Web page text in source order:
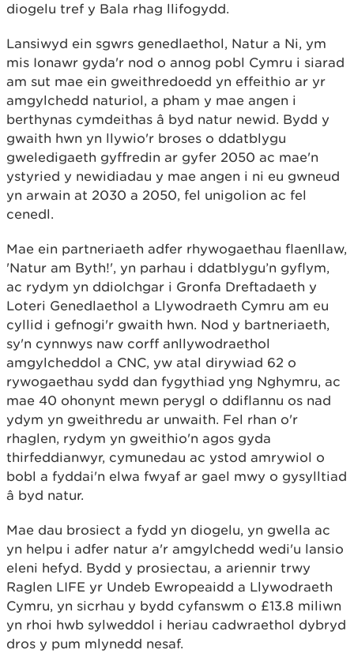
diogelu tref y Bala rhag llifogydd.
Lansiwyd ein sgwrs genedlaethol, Natur a Ni, ym
mis Ionawr gyda'r nod o annog pobl Cymru i siarad
am sut mae ein gweithredoedd yn effeithio ar yr
amgylchedd naturiol, a pham y mae angen i
berthynas cymdeithas â byd natur newid. Bydd y
gwaith hwn yn llywio'r broses o ddatblygu
gweledigaeth gyffredin ar gyfer 2050 ac mae'n
ystyried y newidiadau y mae angen i ni eu gwneud
yn arwain at 2030 a 2050, fel unigolion ac fel
cenedl.
Mae ein partneriaeth adfer rhywogaethau flaenllaw,
'Natur am Byth!', yn parhau i ddatblygu’n gyflym,
ac rydym yn ddiolchgar i Gronfa Dreftadaeth y
Loteri Genedlaethol a Llywodraeth Cymru am eu
cyllid i gefnogi'r gwaith hwn. Nod y bartneriaeth,
sy'n cynnwys naw corff anllywodraethol
amgylcheddol a CNC, yw atal dirywiad 62 o
rywogaethau sydd dan fygythiad yng Nghymru, ac
mae 40 ohonynt mewn perygl o ddiflannu os nad
ydym yn gweithredu ar unwaith. Fel rhan o'r
rhaglen, rydym yn gweithio'n agos gyda
thirfeddianwyr, cymunedau ac ystod amrywiol o
bobl a fyddai'n elwa fwyaf ar gael mwy o gysylltiad
â byd natur.
Mae dau brosiect a fydd yn diogelu, yn gwella ac
yn helpu i adfer natur a'r amgylchedd wedi'u lansio
eleni hefyd. Bydd y prosiectau, a ariennir trwy
Raglen LIFE yr Undeb Ewropeaidd a Llywodraeth
Cymru, yn sicrhau y bydd cyfanswm o £13.8 miliwn
yn rhoi hwb sylweddol i heriau cadwraethol dybryd
dros y pum mlynedd nesaf.